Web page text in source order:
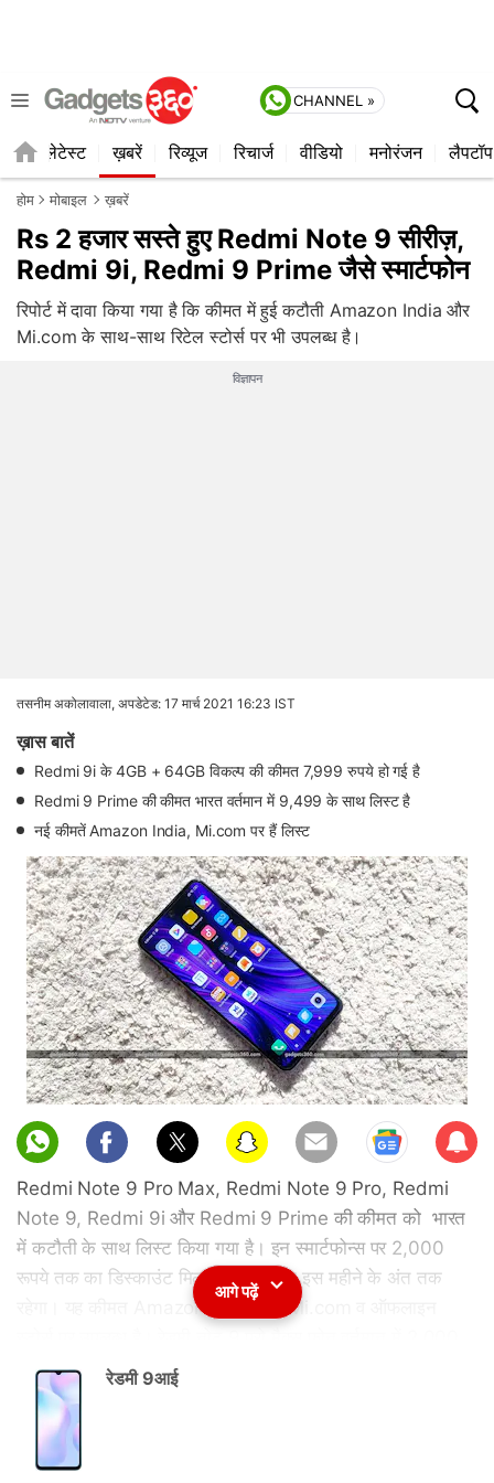
CHANNEL »
लेटेस्ट ख़बरें रिव्यूज रिचार्ज वीडियो मनोरंजन लैपटॉप
होम मोबाइल ख़बरें
Rs 2 हजार सस्ते हुए Redmi Note 9 सीरीज़,
Redmi 9i, Redmi 9 Prime जैसे स्मार्टफोन
रिपोर्ट में दावा किया गया है कि कीमत में हुई कटौती Amazon India और
Mi.com के साथ-साथ रिटेल स्टोर्स पर भी उपलब्ध है।
विज्ञापन
तसनीम अकोलावाला, अपडेटेड: 17 मार्च 2021 16:23 IST
ख़ास बातें
Redmi 9i के 4GB + 64GB विकल्प की कीमत 7,999 रुपये हो गई है
Redmi 9 Prime की कीमत भारत वर्तमान में 9,499 के साथ लिस्ट है
नई कीमतें Amazon India, Mi.com पर हैं लिस्ट
Sub
scri
be
Redmi Note 9 Pro Max, Redmi Note 9 Pro, Redmi
Note 9, Redmi 9i और Redmi 9 Prime की कीमत को भारत
में कटौती के साथ लिस्ट किया गया है। इन स्मार्टफोन्स पर 2,000
रूपये तक का डिस्काउंट मिल रहा है, जो कि इस महीने के अंत तक
रहेगा। यह कीमत Amazon India और Mi.com व ऑफलाइन
रुपये के डिस्काउंट के बाद 14,999 रुपये में खरीदा जा सकता है।
Redmi Note 9 Pro Max
विकल्प खरीद के लिए अब 14,999 रुपये में लिस्ट है, जबकि फोन का
आगे पढ़ें
रेडमी 9आई